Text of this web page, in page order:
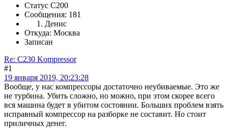
Статус C200
Сообщения: 181
Денис
Откуда: Москва
Записан
Re: C230 Kompressor
#1
19 января 2019, 20:23:28
Вообще, у нас компрессоры достаточно неубиваемые. Это же
не турбина. Убить сложно, но можно, при этом скорее всего
вся машина будет в убитом состоянии. Больших проблем взять
исправный компрессор на разборке не составит. Но стоит
приличных денег.